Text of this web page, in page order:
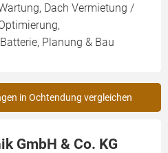
Dach Vermietung /
Planung & Bau
in Ochtendung vergleichen
GmbH & Co. KG